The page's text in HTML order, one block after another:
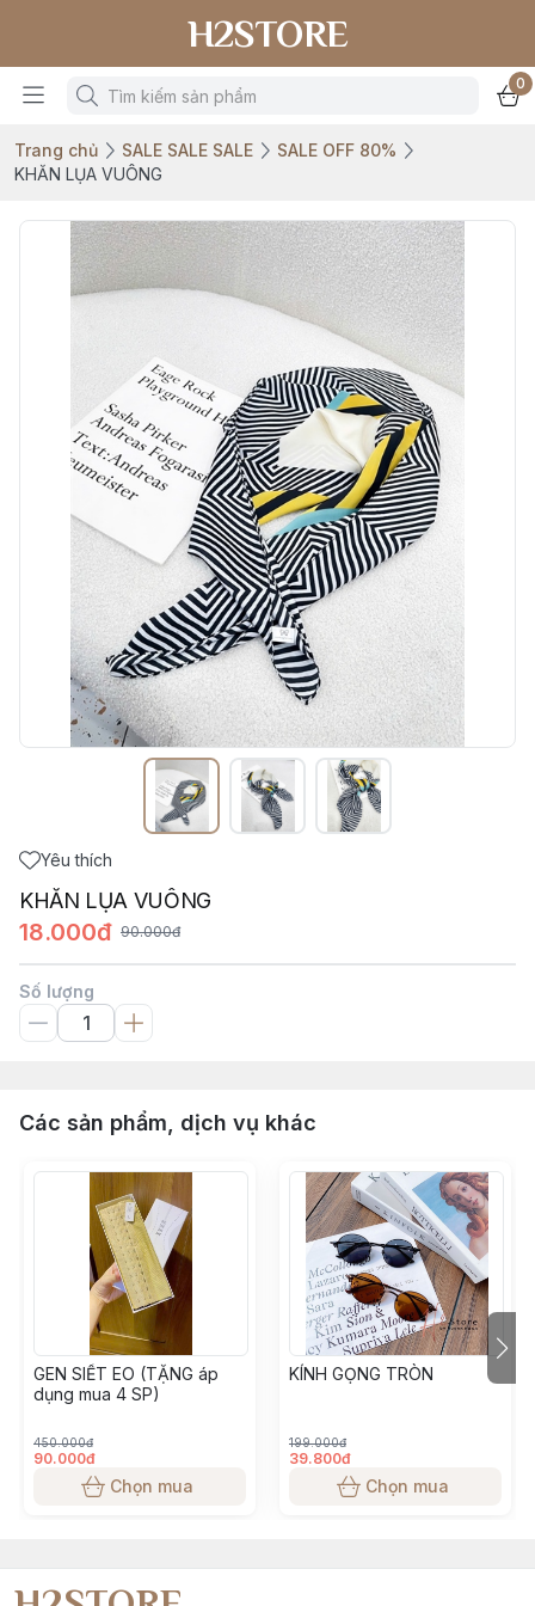
H2STORE
0
Trang chủ SALE SALE SALE
SALE OFF 80%
KHĂN LỤA VUÔNG
Yêu thích
KHĂN LỤA VUÔNG
18.000đ 90.000đ
Số lượng
Các sản phẩm, dịch vụ khác
GEN SIẾT EO (TẶNG áp
dụng mua 4 SP)
450.000đ
90.000đ
Chọn mua
KÍNH GỌNG TRÒN
199.000đ
39.800đ
Chọn mua